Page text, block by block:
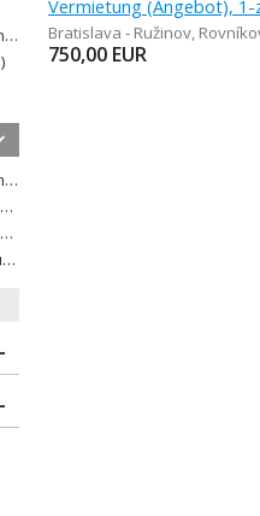
Bratislava - Ružinov,
750,00 EUR